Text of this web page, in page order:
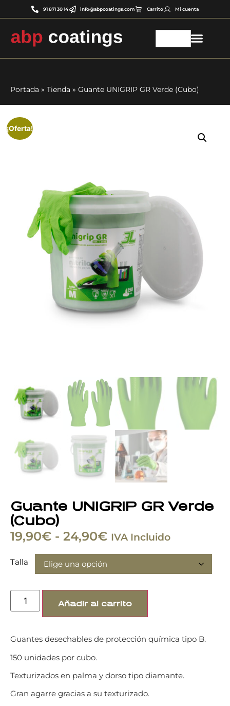
91 871 30 14 info@abpcoatings.com Carrito Mi cuenta
Portada » Tienda » Guante UNIGRIP GR Verde (Cubo)
¡Oferta!
Guante UNIGRIP GR Verde
(Cubo)
19,90€ - 24,90€ IVA Incluido
Talla
Añadir al carrito
Guantes desechables de protección química tipo B.
150 unidades por cubo.
Texturizados en palma y dorso tipo diamante.
Gran agarre gracias a su texturizado.